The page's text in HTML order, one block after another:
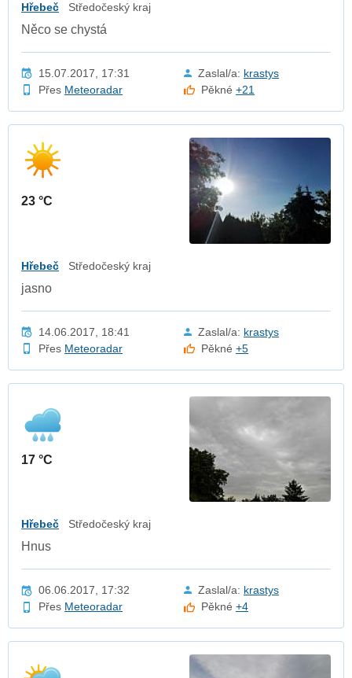
Hřebeč Středočeský kraj
Něco se chystá
15.07.2017, 17:31 Zaslal/a: krastys
Přes Meteoradar Pěkné+21
23 °C
Hřebeč Středočeský kraj
jasno
14.06.2017, 18:41 Zaslal/a: krastys
Přes Meteoradar Pěkné+5
17 °C
Hřebeč Středočeský kraj
Hnus
06.06.2017, 17:32 Zaslal/a: krastys
Přes Meteoradar Pěkné+4